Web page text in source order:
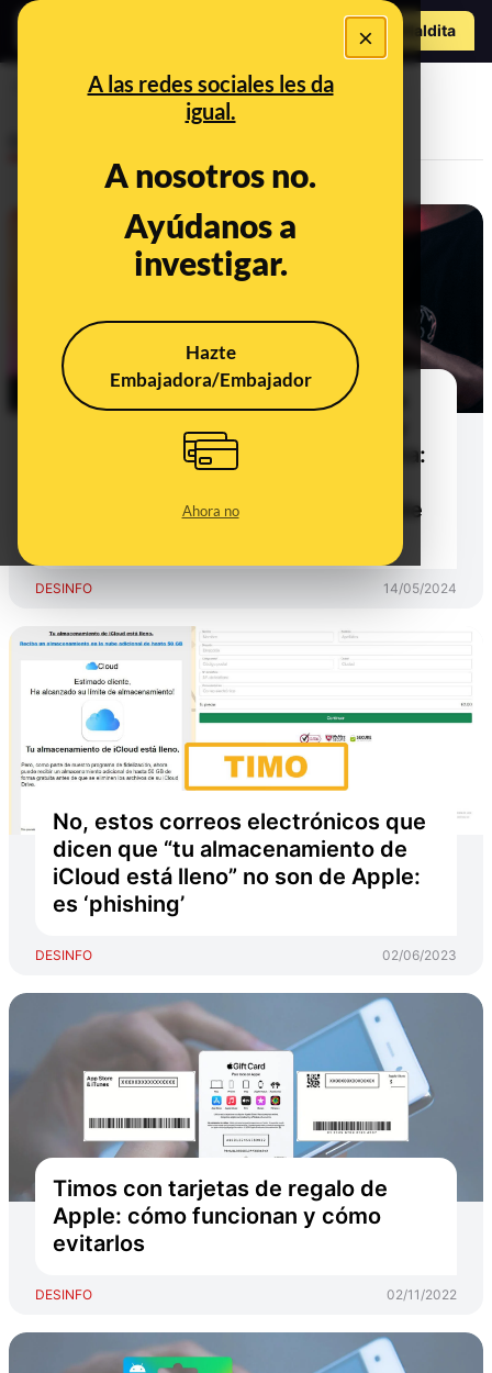
×
A las redes sociales les da
igual.
A nosotros no.
Ayúdanos a
investigar.
Hazte
Embajadora/Embajador
Ahora no
Hazte Maldito
Te bombardean a peticiones para
que restablezcas tu contraseña y
aprovechan para robarte la cuenta:
funciona este ataque a usuarios de
DESINFO 14/05/2024
No, estos correos electrónicos que
dicen que “tu almacenamiento de
iCloud está lleno” no son de Apple:
es ‘phishing’
DESINFO 02/06/2023
Timos con tarjetas de regalo de
Apple: cómo funcionan y cómo
evitarlos
DESINFO 02/11/2022